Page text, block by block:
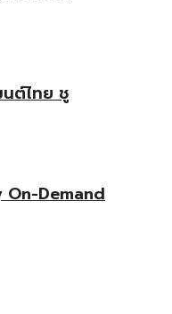
นต์ไทย ชู
On-Demand